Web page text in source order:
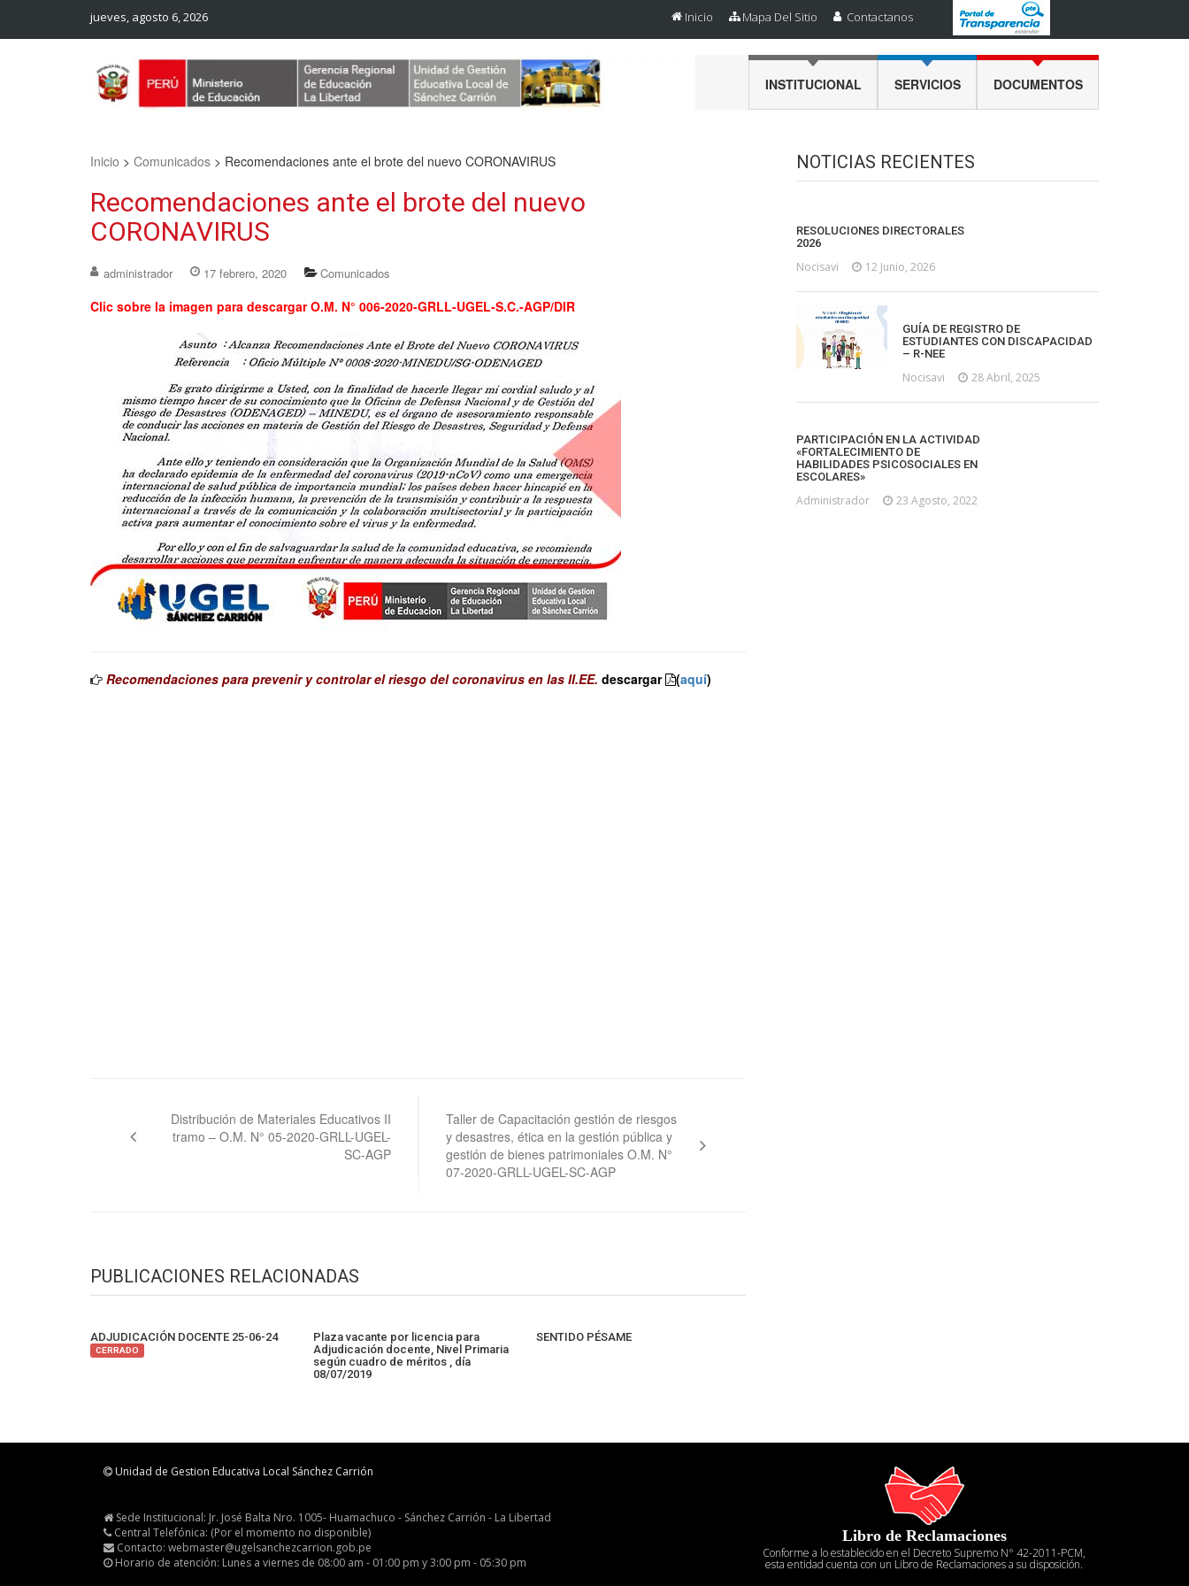
jueves, agosto 6, 2026 Inicio Mapa Del Sitio Contactanos
INSTITUCIONAL SERVICIOS DOCUMENTOS
Inicio > Comunicados > Recomendaciones ante el brote del nuevo CORONAVIRUS
Recomendaciones ante el brote del nuevo
CORONAVIRUS
administrador 17 febrero, 2020 Comunicados
Clic sobre la imagen para descargar O.M. N° 006-2020-GRLL-UGEL-S.C.-AGP/DIR
Recomendaciones para prevenir y controlar el riesgo del coronavirus en las II.EE. descargar (aquí)
entradas
Distribución de Materiales Educativos II
tramo – O.M. N° 05-2020-GRLL-UGEL-
SC-AGP
Taller de Capacitación gestión de riesgos
y desastres, ética en la gestión pública y
gestión de bienes patrimoniales O.M. N°
07-2020-GRLL-UGEL-SC-AGP
PUBLICACIONES RELACIONADAS
ADJUDICACIÓN DOCENTE 25-06-24
CERRADO
Plaza vacante por licencia para
Adjudicación docente, Nivel Primaria
según cuadro de méritos , día
08/07/2019
SENTIDO PÉSAME
NOTICIAS RECIENTES
RESOLUCIONES DIRECTORALES
2026
Nocisavi 12 Junio, 2026
GUÍA DE REGISTRO DE
ESTUDIANTES CON DISCAPACIDAD
– R-NEE
Nocisavi 28 Abril, 2025
PARTICIPACIÓN EN LA ACTIVIDAD
«FORTALECIMIENTO DE
HABILIDADES PSICOSOCIALES EN
ESCOLARES»
Administrador 23 Agosto, 2022
Unidad de Gestion Educativa Local Sánchez Carrión
Sede Institucional: Jr. José Balta Nro. 1005- Huamachuco - Sánchez Carrión - La Libertad
Central Telefónica: (Por el momento no disponible)
Contacto: webmaster@ugelsanchezcarrion.gob.pe
Horario de atención: Lunes a viernes de 08:00 am - 01:00 pm y 3:00 pm - 05:30 pm
Libro de Reclamaciones
Conforme a lo establecido en el Decreto Supremo N° 42-2011-PCM,
esta entidad cuenta con un Libro de Reclamaciones a su disposición.